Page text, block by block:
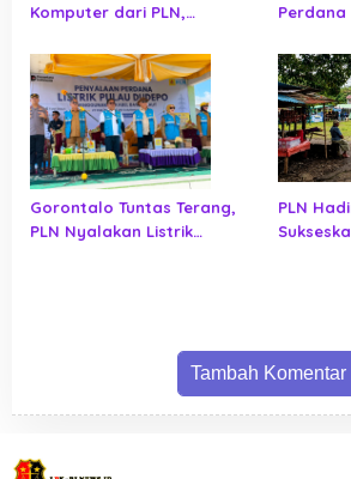
Komputer dari PLN,
Optimal
Perdana
Rasio
Provinsi
Gorontalo Tuntas Terang,
PLN Nyalakan Listrik
PLN
Tambah Komentar